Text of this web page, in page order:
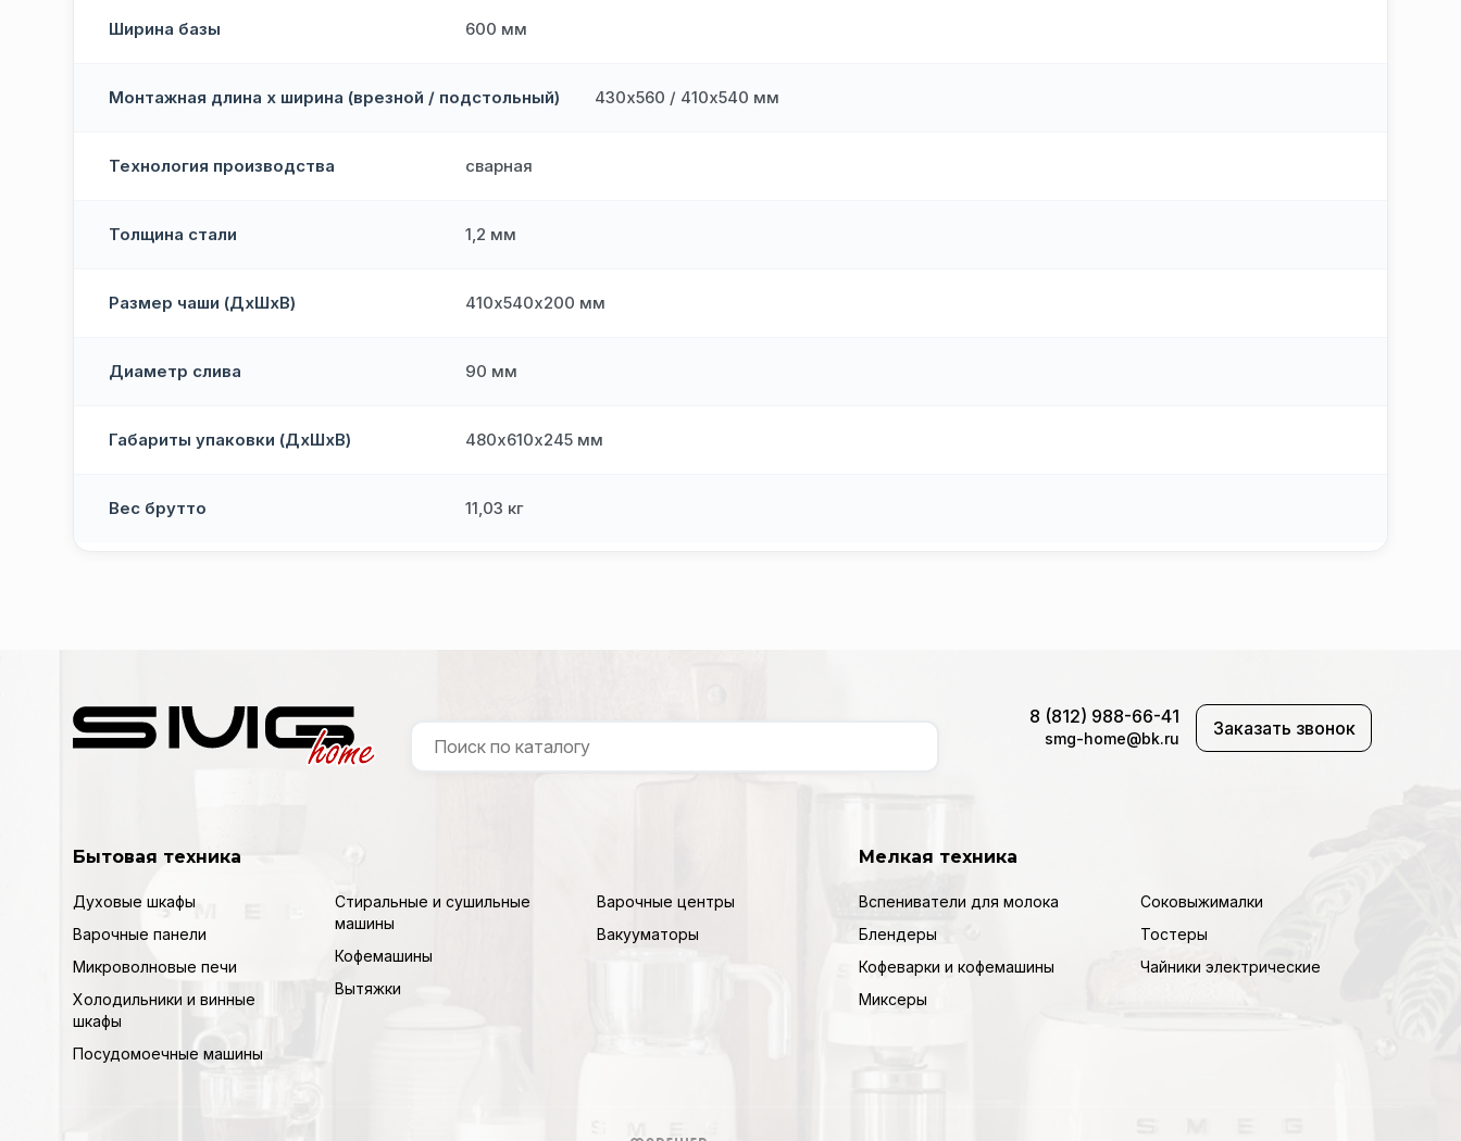
Ширина базы 600 мм
Монтажная длина х ширина (врезной / подстольный) 430х560 / 410х540 мм
Технология производства сварная
Толщина стали 1,2 мм
Размер чаши (ДхШхВ) 410х540х200 мм
Диаметр слива 90 мм
Габариты упаковки (ДхШхВ) 480х610х245 мм
Вес брутто 11,03 кг
8 (812) 988-66-41
smg-home@bk.ru Заказать звонок
Бытовая техника
Духовые шкафы
Варочные панели
Микроволновые печи
Холодильники и винные
шкафы
Посудомоечные машины
Стиральные и сушильные
машины
Кофемашины
Вытяжки
Варочные центры
Вакууматоры
Мелкая техника
Вспениватели для молока
Блендеры
Кофеварки и кофемашины
Миксеры
Соковыжималки
Тостеры
Чайники электрические